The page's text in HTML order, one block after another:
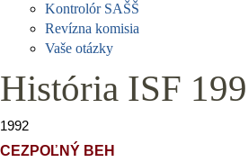
Kontrolór SAŠŠ
Revízna komisia
Vaše otázky
História ISF
1992
CEZPOĽNÝ BEH